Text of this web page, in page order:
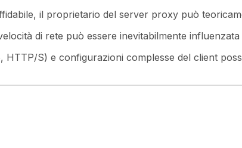
il proprietario del server proxy può
di rete può essere inevitabilmente
HTTP/S) e configurazioni complesse del client